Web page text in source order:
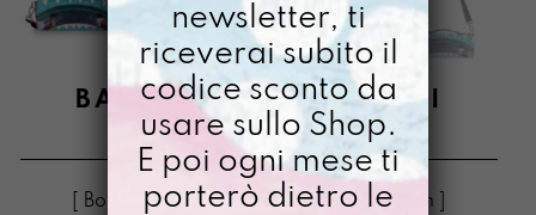
BASSOTTA SEMPRE QUI
Il
prezzo
€68,00
Il
prezzo
[ Borse Borsa a tracolla: 13 x 31,5 x 8,5cm ]
newsletter, ti
riceverai subito il
codice sconto da
usare sullo Shop.
E poi ogni mese ti
porterò dietro le